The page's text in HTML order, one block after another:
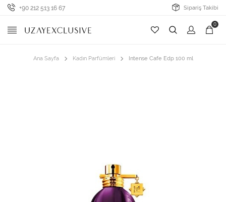
+90 212 513 16 67 Sipariş Takibi
0
Ana Sayfa Kadın Parfümleri Intense Cafe Edp 100 ml